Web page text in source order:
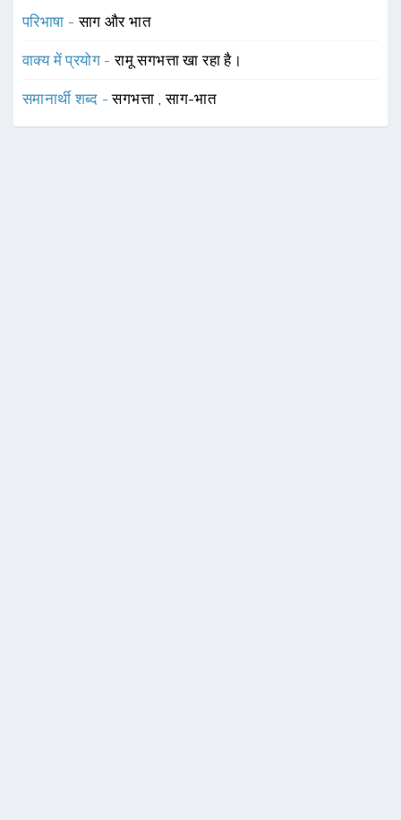
परिभाषा -साग और भात
वाक्य में प्रयोग -रामू सगभत्ता खा रहा है।
समानार्थी शब्द -सगभत्ता ,साग-भात